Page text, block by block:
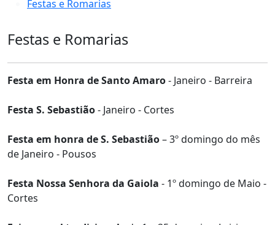
Festas e Romarias
Festas e Romarias
Festa em Honra de Santo Amaro- Janeiro - Barreira
Festa S. Sebastião- Janeiro - Cortes
Festa em honra de S. Sebastião– 3º domingo do mês
de Janeiro - Pousos
Festa Nossa Senhora da Gaiola - 1º domingo de Maio -
Cortes